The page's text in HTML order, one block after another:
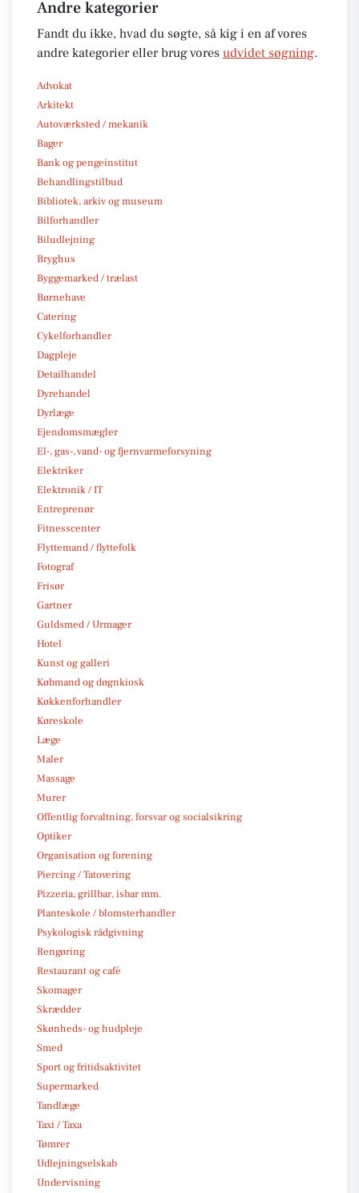
Andre kategorier
Fandt du ikke, hvad du søgte, så kig i en af vores
andre kategorier eller brug vores udvidet søgning.
Advokat
Arkitekt
Autoværksted / mekanik
Bager
Bank og pengeinstitut
Behandlingstilbud
Bibliotek, arkiv og museum
Bilforhandler
Biludlejning
Bryghus
Byggemarked / trælast
Børnehave
Catering
Cykelforhandler
Dagpleje
Detailhandel
Dyrehandel
Dyrlæge
Ejendomsmægler
El-, gas-, vand- og fjernvarmeforsyning
Elektriker
Elektronik / IT
Entreprenør
Fitnesscenter
Flyttemand / flyttefolk
Fotograf
Frisør
Gartner
Guldsmed / Urmager
Hotel
Kunst og galleri
Købmand og døgnkiosk
Køkkenforhandler
Køreskole
Læge
Maler
Massage
Murer
Offentlig forvaltning, forsvar og socialsikring
Optiker
Organisation og forening
Piercing / Tatovering
Pizzeria, grillbar, isbar mm.
Planteskole / blomsterhandler
Psykologisk rådgivning
Rengøring
Restaurant og café
Skomager
Skrædder
Skønheds- og hudpleje
Smed
Sport og fritidsaktivitet
Supermarked
Tandlæge
Taxi / Taxa
Tømrer
Udlejningselskab
Undervisning